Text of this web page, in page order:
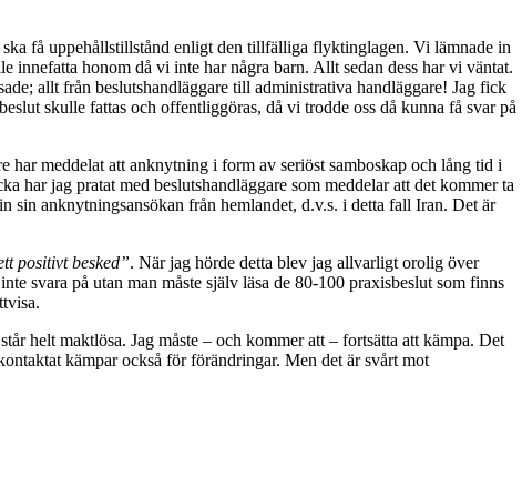
få uppehållstillstånd enligt den tillfälliga flyktinglagen. Vi lämnade in
innefatta honom då vi inte har några barn. Allt sedan dess har vi väntat.
allt från beslutshandläggare till administrativa handläggare! Jag fick
skulle fattas och offentliggöras, då vi trodde oss då kunna få svar på
har meddelat att anknytning i form av seriöst samboskap och lång tid i
har jag pratat med beslutshandläggare som meddelar att det kommer ta
sin anknytningsansökan från hemlandet, d.v.s. i detta fall Iran. Det är
positivt besked”. När jag hörde detta blev jag allvarligt orolig över
svara på utan man måste själv läsa de 80-100 praxisbeslut som finns
helt maktlösa. Jag måste – och kommer att – fortsätta att kämpa. Det
kämpar också för förändringar. Men det är svårt mot